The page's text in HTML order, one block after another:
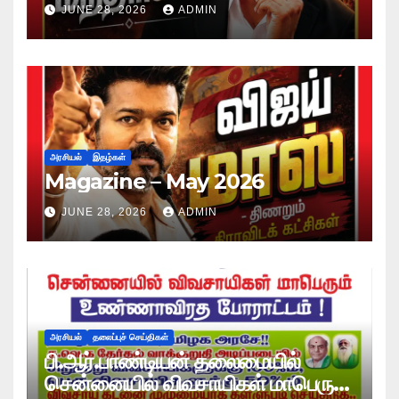
JUNE 28, 2026 ADMIN
அரசியல் இதழ்கள்
Magazine – May 2026
JUNE 28, 2026 ADMIN
அரசியல் தலைப்புச் செய்திகள்
பி.ஆர்.பாண்டியன் தலைமையில்
சென்னையில் விவசாயிகள் மாபெரும்